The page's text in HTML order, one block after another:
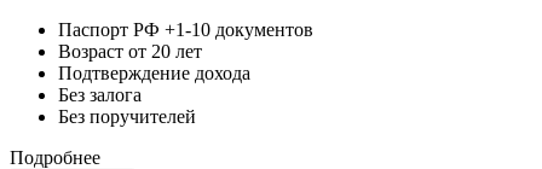
Паспорт РФ +1-10 документов
Возраст от 20 лет
Подтверждение дохода
Без залога
Без поручителей
Подробнее